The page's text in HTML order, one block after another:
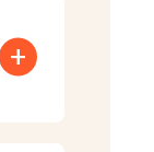
+